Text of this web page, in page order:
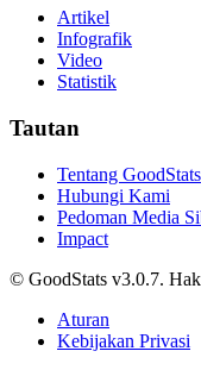
Artikel
Infografik
Video
Statistik
Tautan
Tentang GoodStats
Hubungi Kami
Pedoman Media
Impact
© GoodStats v3.0.7.
Aturan
Kebijakan Privasi